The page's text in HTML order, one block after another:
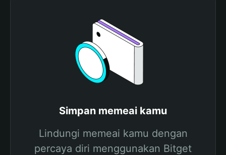
Simpan memeai kamu
Lindungi memeai kamu dengan
percaya diri menggunakan Bitget